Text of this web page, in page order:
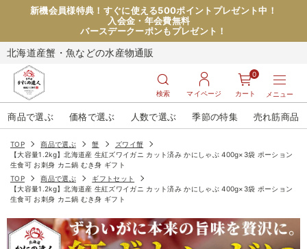
新機会員様特典！すぐに使える500ポイントプレゼント中！
入会金・年会費無料
バースデークーポンもプレゼント！
北海道産蟹・魚などの水産物通販
検索 マイページ カート
0
メニュー
商品で選ぶ 価格で選ぶ 人数で選ぶ 季節の特集 売れ筋商品
TOP 商品で選ぶ 蟹
ズワイ蟹
【大容量1.2kg】北海道産 生紅ズワイガニ カット済み かにしゃぶ 400g×3袋 ポーション
生食可 お刺身 カニ鍋 むき身 ギフト
TOP
商品で選ぶ
ギフトセット
【大容量1.2kg】北海道産 生紅ズワイガニ カット済み かにしゃぶ 400g×3袋 ポーション
生食可 お刺身 カニ鍋 むき身 ギフト